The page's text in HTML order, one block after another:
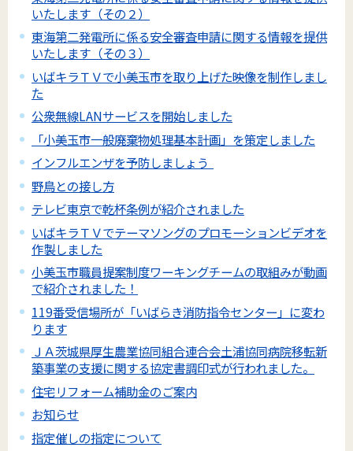
いたします（その２）
東海第二発電所に係る安全審査申請に関する情報を提供
いたします（その３）
いばキラＴＶで小美玉市を取り上げた映像を制作しまし
た
公衆無線LANサービスを開始しました
「小美玉市一般廃棄物処理基本計画」を策定しました
インフルエンザを予防しましょう
野鳥との接し方
テレビ東京で乾杯条例が紹介されました
いばキラＴＶでテーマソングのプロモーションビデオを
作製しました
小美玉市職員提案制度ワーキングチームの取組みが動画
で紹介されました！
119番受信場所が「いばらき消防指令センター」に変わ
ります
ＪＡ茨城県厚生農業協同組合連合会土浦協同病院移転新
築事業の支援に関する協定書調印式が行われました。
住宅リフォーム補助金のご案内
お知らせ
指定催しの指定について